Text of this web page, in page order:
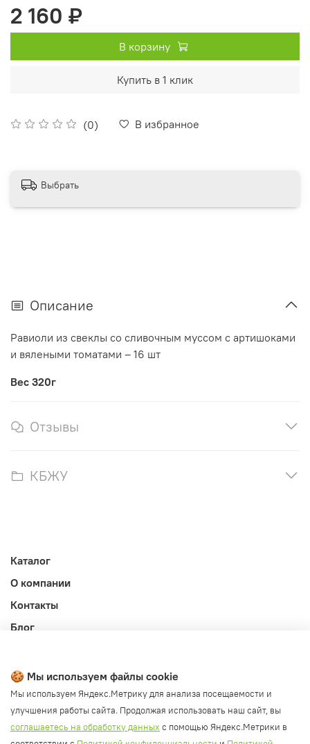
(0) В избранное
2 160 ₽
В корзину
Купить в 1 клик
Выбрать
Описание
Равиоли из свеклы со сливочным муссом с артишоками
и вялеными томатами – 16 шт
Вес 320г
Отзывы
КБЖУ
Каталог
О компании
Контакты
Блог
Публичная оферта
Политика конфиденциальности и обработки ПД
Согласие на обработку ПД
Согласие на рассылку
🍪 Мы используем файлы cookie
Мы используем Яндекс.Метрику для анализа посещаемости и
улучшения работы сайта. Продолжая использовать наш сайт, вы
соглашаетесь на обработку данных с помощью Яндекс.Метрики в